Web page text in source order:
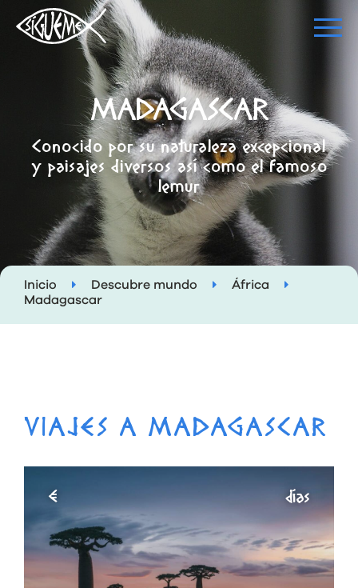
MADAGASCAR
Conocido por su naturaleza excepcional
y paisajes diversos así como el famoso
lemur
Inicio Descubre mundo
África
Madagascar
VIAJES A MADAGASCAR
€ días